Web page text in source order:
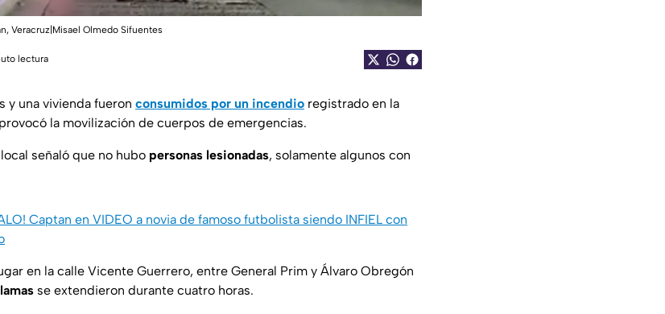
Veracruz|Misael Olmedo Sifuentes
lectura
y una vivienda fueron consumidos por un incendio registrado en la
la movilización de cuerpos de emergencias.
señaló que no hubo personas lesionadas, solamente algunos con
Captan en VIDEO a novia de famoso futbolista siendo INFIEL con
en la calle Vicente Guerrero, entre General Prim y Álvaro Obregón
se extendieron durante cuatro horas.